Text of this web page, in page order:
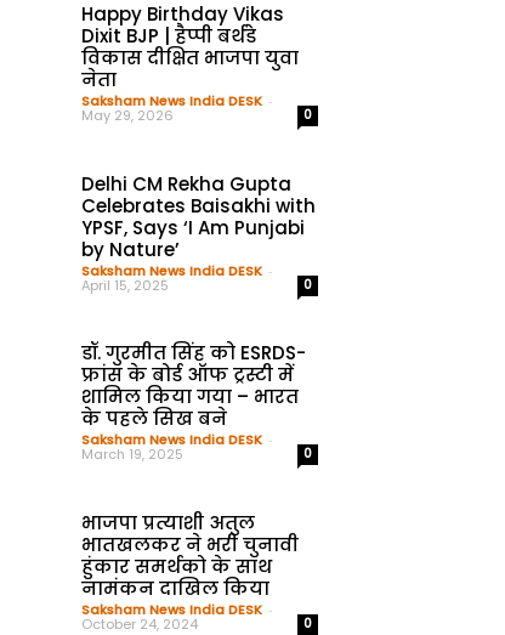
Happy Birthday Vikas
Dixit BJP | हैप्पी बर्थडे
विकास दीक्षित भाजपा युवा
नेता
Saksham News India DESK -
May 29, 2026 0
Delhi CM Rekha Gupta
Celebrates Baisakhi with
YPSF, Says ‘I Am Punjabi
by Nature’
Saksham News India DESK -
April 15, 2025 0
डॉ. गुरमीत सिंह को ESRDS-
फ्रांस के बोर्ड ऑफ ट्रस्टी में
शामिल किया गया – भारत
के पहले सिख बने
Saksham News India DESK -
March 19, 2025 0
भाजपा प्रत्याशी अतुल
भातखलकर ने भरी चुनावी
हुंकार समर्थको के साथ
नामंकन दाखिल किया
Saksham News India DESK -
October 24, 2024 0